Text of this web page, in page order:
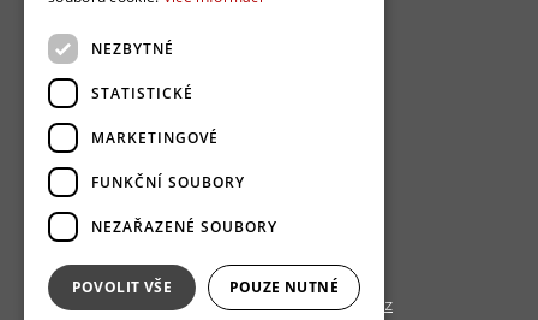
Uživatelské podmínky
Copyright © 2013 - 2026,Bydlo.cz
NEZBYTNÉ
STATISTICKÉ
MARKETINGOVÉ
FUNKČNÍ SOUBORY
NEZAŘAZENÉ SOUBORY
POVOLIT VŠE POUZE NUTNÉ